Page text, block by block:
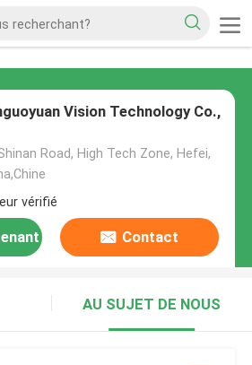
Vision Technology Co.,
Road, High Tech Zone, Hefei,
vérifié
Contact
AU SUJET DE NOUS